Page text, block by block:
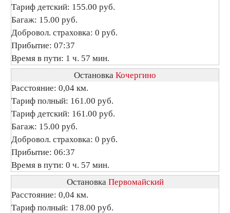
Тариф детский: 155.00 руб.
Багаж: 15.00 руб.
Добровол. страховка: 0 руб.
Прибытие: 07:37
Время в пути: 1 ч. 57 мин.
Остановка Кочергино
Расстояние: 0,04 км.
Тариф полный: 161.00 руб.
Тариф детский: 161.00 руб.
Багаж: 15.00 руб.
Добровол. страховка: 0 руб.
Прибытие: 06:37
Время в пути: 0 ч. 57 мин.
Остановка Первомайский
Расстояние: 0,04 км.
Тариф полный: 178.00 руб.